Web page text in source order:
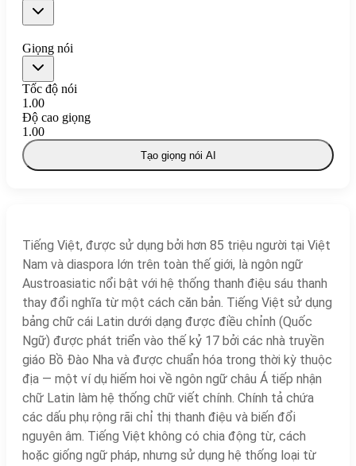
Giọng nói
Tốc độ nói
1.00
Độ cao giọng
1.00
Tạo giọng nói AI
Tiếng Việt, được sử dụng bởi hơn 85 triệu người tại Việt
Nam và diaspora lớn trên toàn thế giới, là ngôn ngữ
Austroasiatic nổi bật với hệ thống thanh điệu sáu thanh
thay đổi nghĩa từ một cách căn bản. Tiếng Việt sử dụng
bảng chữ cái Latin dưới dạng được điều chỉnh (Quốc
Ngữ) được phát triển vào thế kỷ 17 bởi các nhà truyền
giáo Bồ Đào Nha và được chuẩn hóa trong thời kỳ thuộc
địa — một ví dụ hiếm hoi về ngôn ngữ châu Á tiếp nhận
chữ Latin làm hệ thống chữ viết chính. Chính tả chứa
các dấu phụ rộng rãi chỉ thị thanh điệu và biến đổi
nguyên âm. Tiếng Việt không có chia động từ, cách
hoặc giống ngữ pháp, nhưng sử dụng hệ thống loại từ